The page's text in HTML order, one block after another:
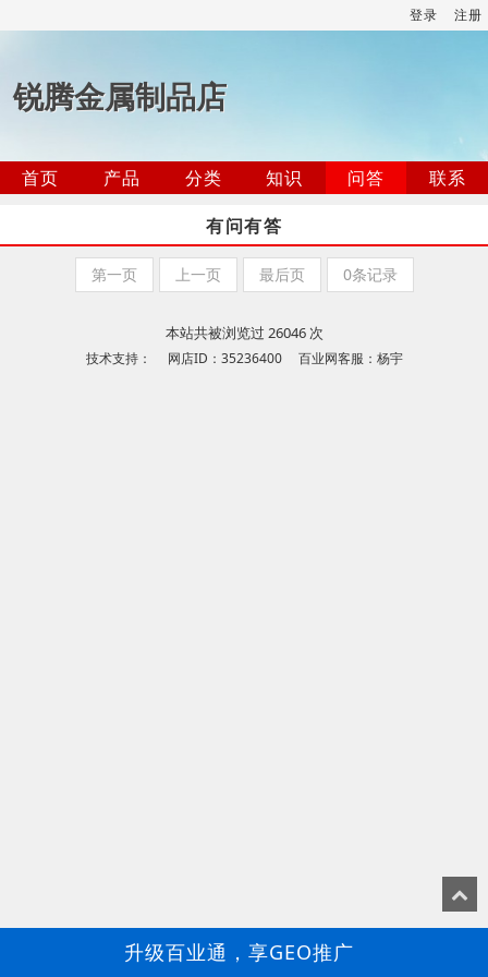
登录 注册
锐腾金属制品店
首页 产品 分类 知识 问答
联系
有问有答
第一页 上一页 最后页 0条记录
本站共被浏览过 26046 次
技术支持： 网店ID：35236400 百业网客服：杨宇
升级百业通，享GEO推广